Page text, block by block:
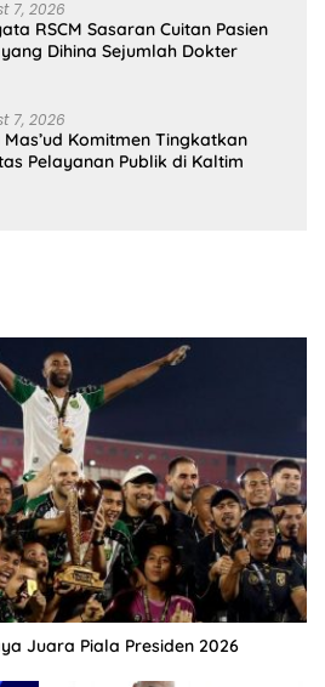
7, 2026
RSCM Sasaran Cuitan Pasien
yang Dihina Sejumlah Dokter
7, 2026
Mas’ud Komitmen Tingkatkan
Pelayanan Publik di Kaltim
Juara Piala Presiden 2026